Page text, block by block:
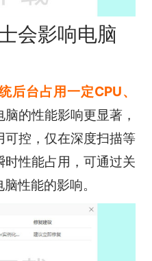
会影响电脑
台占用一定CPU、
的性能影响更显著，
控，仅在深度扫描等
性能占用，可通过关
性能的影响。